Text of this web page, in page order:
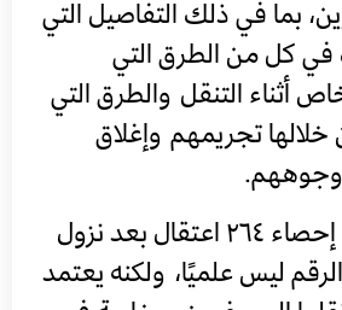
بما في ذلك التفاصيل التي
في كل من الطرق التي
أثناء التنقل والطرق التي
خلالها تجريمهم وإغلاق
وجوههم.
في عام ٢٠٢٢، تم إحصاء ٢٦٤ اعتقال بعد نزول
ليس علميًا، ولكنه يعتمد